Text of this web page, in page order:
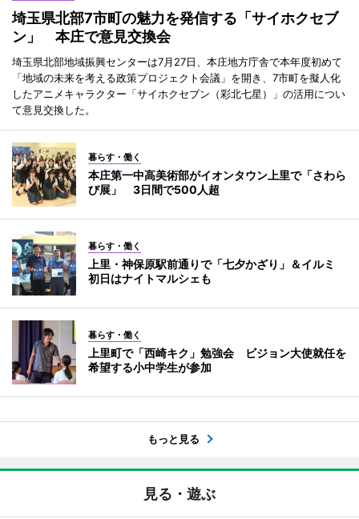
埼玉県北部7市町の魅力を発信する「サイホクセブ
ン」 本庄で意見交換会
埼玉県北部地域振興センターは7月27日、本庄地方庁舎で本年度初めて
「地域の未来を考える政策プロジェクト会議」を開き、7市町を擬人化
したアニメキャラクター「サイホクセブン（彩北七星）」の活用につい
て意見交換した。
暮らす・働く
本庄第一中高美術部がイオンタウン上里で「さわら
び展」 3日間で500人超
暮らす・働く
上里・神保原駅前通りで「七夕かざり」＆イルミ
初日はナイトマルシェも
暮らす・働く
上里町で「西崎キク」勉強会 ビジョン大使就任を
希望する小中学生が参加
もっと見る
見る・遊ぶ